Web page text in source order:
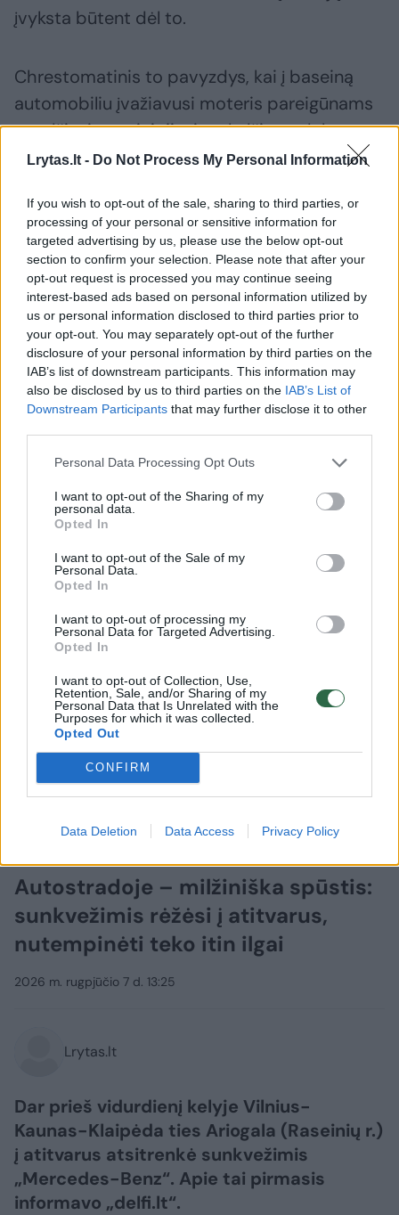
Lrytas.lt - Do Not Process My Personal Information
If you wish to opt-out of the sale, sharing to third parties, or
processing of your personal or sensitive information for
targeted advertising by us, please use the below opt-out
section to confirm your selection. Please note that after your
opt-out request is processed you may continue seeing
interest-based ads based on personal information utilized by
us or personal information disclosed to third parties prior to
your opt-out. You may separately opt-out of the further
disclosure of your personal information by third parties on the
IAB’s list of downstream participants. This information may
also be disclosed by us to third parties on the IAB’s List of
Downstream Participants that may further disclose it to other
Personal Data Processing Opt Outs
I want to opt-out of the Sharing of my
personal data.
Opted In
I want to opt-out of the Sale of my
Personal Data.
Opted In
I want to opt-out of processing my
Personal Data for Targeted Advertising.
Opted In
I want to opt-out of Collection, Use,
Retention, Sale, and/or Sharing of my
Personal Data that Is Unrelated with the
Purposes for which it was collected.
Opted Out
CONFIRM
Data Deletion Data Access Privacy Policy
įvyksta būtent dėl to.
Chrestomatinis to pavyzdys, kai į baseiną
automobiliu įvažiavusi moteris pareigūnams
guodžiasi supainiojiusi stabdžio pedalą su
akceleratoriumi. Natūralu, kad tokių dalykų
Avarijos Automobiliai saugus eismas Rodyti daugiau žymių
Komentuoti po šiuo straipsniu
Komentuoti gali tik Lrytas registruoti vartotojai.
Prisijunkite prie registruotų vartotojų
Rodyti komentarus
Autostradoje – milžiniška spūstis:
sunkvežimis rėžėsi į atitvarus,
nutempinėti teko itin ilgai
2026 m. rugpjūčio 7 d. 13:25
Lrytas.lt
Dar prieš vidurdienį kelyje Vilnius-
Kaunas-Klaipėda ties Ariogala (Raseinių r.)
į atitvarus atsitrenkė sunkvežimis
„Mercedes-Benz“. Apie tai pirmasis
informavo „delfi.lt“.